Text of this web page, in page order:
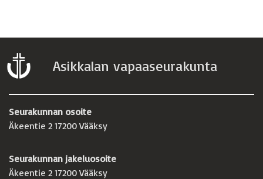
Asikkalan vapaaseurakunta
Seurakunnan osoite
Äkeentie 2 17200 Vääksy
Seurakunnan jakeluosoite
Äkeentie 2 17200 Vääksy